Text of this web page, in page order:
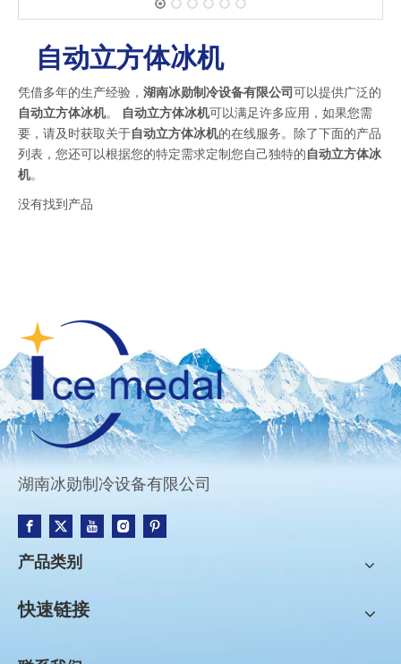
自动立方体冰机
凭借多年的生产经验， 湖南冰勋制冷设备有限公司可以提供广泛的
自动立方体冰机。 自动立方体冰机可以满足许多应用，如果您需
要，请及时获取关于自动立方体冰机的在线服务。除了下面的产品
列表，您还可以根据您的特定需求定制您自己独特的自动立方体冰
机。
没有找到产品
湖南冰勋制冷设备有限公司
产品类别
快速链接